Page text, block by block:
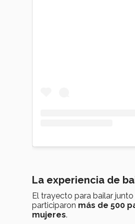
La experiencia de
El trayecto para bailar
participaron más de 500
mujeres.